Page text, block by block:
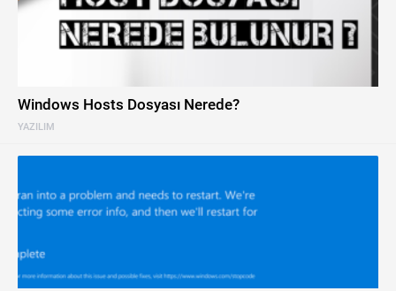
YAZILIM
Windows Hosts Dosyası Nerede?